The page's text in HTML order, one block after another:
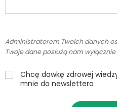
Administratorem Twoich danych
Twoje dane posłużą nam
Chcę dawkę zdrowej
mnie do newslettera